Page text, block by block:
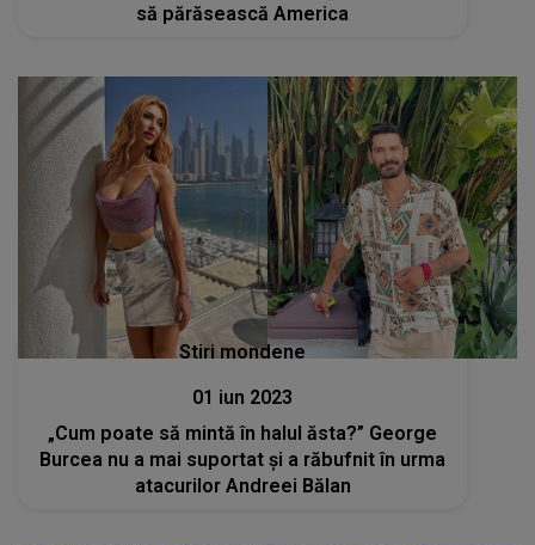
să părăsească America
Stiri mondene
01 iun 2023
„Cum poate să mintă în halul ăsta?” George
Burcea nu a mai suportat și a răbufnit în urma
atacurilor Andreei Bălan